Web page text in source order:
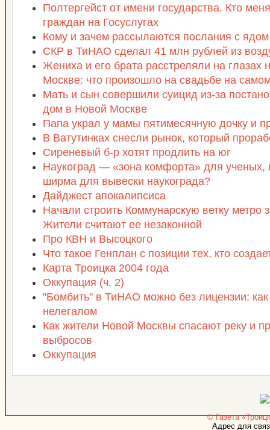
Полтергейст от имени государства. Кто
граждан на Госуслугах
Кому и зачем рассылаются послания с ядом
СКР в ТиНАО сделал 41 млн рублей из
Жениха и его брата расстреляли на глазах
Москве: что произошло на свадьбе на
Мать и сын совершили суицид из-за
дом в Новой Москве
Папа украл у мамы пятимесячную дочку и
В Ватутинках снесли рынок, который
Сиреневый б-р хотят продлить на юг
Наукоград — «зона комфорта» для
ширма для вывески наукограда?
Дайджест апокалипсиса
Начали строить Коммунарскую ветку метро
Жители считают ее незаконной
Про КВН и Высоцкого
Что такое Генплан с позиции тех, кто
Карта Троицка 2004 года
Оккупация (ч. 2)
"Бомбить" в ТиНАО можно без лицензии:
нелегалом
Как жители Новой Москвы спасают реку и
выбросов
Оккупация
© Газета
Адрес для